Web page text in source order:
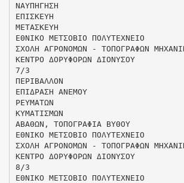
ΝΑΥΠΗΓΗΣΗ
ΕΠΙΣΚΕΥΗ
ΜΕΤΑΣΚΕΥΗ
ΕΘΝΙΚΟ ΜΕΤΣΟΒΙΟ ΠΟΛΥΤΕΧΝΕΙΟ
ΣΧΟΛΗ ΑΓΡΟΝΟΜΩΝ - ΤΟΠΟΓΡΑΦΩΝ
ΚΕΝΤΡΟ ΔΟΡΥΦΟΡΩΝ ΔΙΟΝΥΣΟΥ
7/3
ΠΕΡΙΒΑΛΛΟΝ
ΕΠΙΔΡΑΣΗ ΑΝΕΜΟΥ
ΡΕΥΜΑΤΩΝ
ΚΥΜΑΤΙΣΜΩΝ
ΑΒΑΘΩΝ, ΤΟΠΟΓΡΑΦΙΑ ΒΥΘΟΥ
ΕΘΝΙΚΟ ΜΕΤΣΟΒΙΟ ΠΟΛΥΤΕΧΝΕΙΟ
ΣΧΟΛΗ ΑΓΡΟΝΟΜΩΝ - ΤΟΠΟΓΡΑΦΩΝ
ΚΕΝΤΡΟ ΔΟΡΥΦΟΡΩΝ ΔΙΟΝΥΣΟΥ
8/3
ΕΘΝΙΚΟ ΜΕΤΣΟΒΙΟ ΠΟΛΥΤΕΧΝΕΙΟ